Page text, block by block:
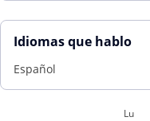
Idiomas que hablo
Español
Lu